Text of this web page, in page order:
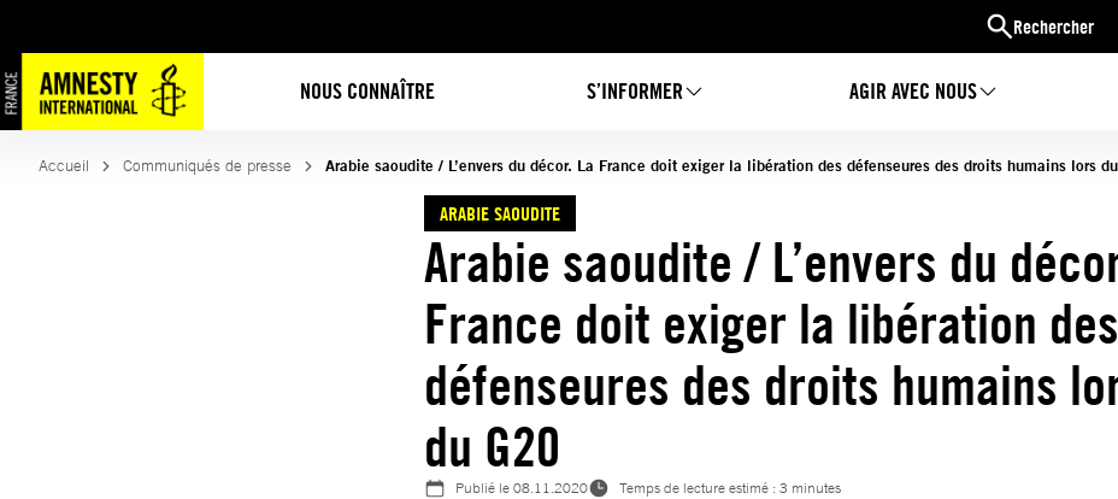
Rechercher
NOUS CONNAÎTRE S’INFORMER AGIR AVEC NOUS
au
contenu
Accueil Communiqués de presse Arabie saoudite / L’envers du décor. La France doit exiger la libération des défenseures des droits humains lors
ARABIE SAOUDITE
Arabie saoudite / L’envers du
France doit exiger la libération des
défenseures des droits humains
du G20
Publié le08.11.2020
Temps de lecture estimé : 3 minutes